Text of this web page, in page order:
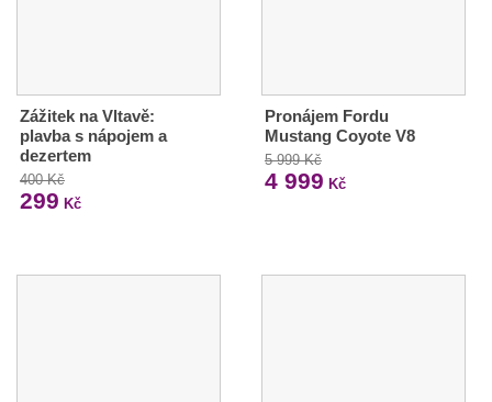
Zážitek na Vltavě:
plavba s nápojem a
dezertem
400 Kč
299 Kč
Pronájem Fordu
Mustang Coyote V8
5 999 Kč
4 999 Kč